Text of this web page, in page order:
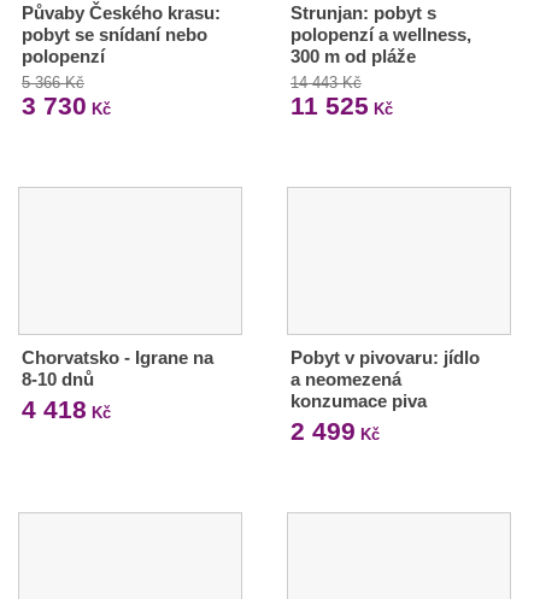
Půvaby Českého krasu:
pobyt se snídaní nebo
polopenzí
5 366 Kč
3 730 Kč
Strunjan: pobyt s
polopenzí a wellness,
300 m od pláže
14 443 Kč
11 525 Kč
Chorvatsko - Igrane na
8-10 dnů
4 418 Kč
Pobyt v pivovaru: jídlo
a neomezená
konzumace piva
2 499 Kč